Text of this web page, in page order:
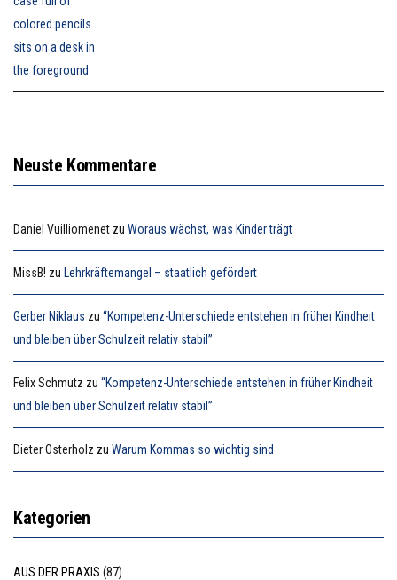
Neuste Kommentare
Daniel Vuilliomenet zu Woraus wächst, was Kinder trägt
MissB! zu Lehrkräftemangel – staatlich gefördert
Gerber Niklaus zu “Kompetenz-Unterschiede entstehen in früher Kindheit
und bleiben über Schulzeit relativ stabil”
Felix Schmutz zu “Kompetenz-Unterschiede entstehen in früher Kindheit
und bleiben über Schulzeit relativ stabil”
Dieter Osterholz zu Warum Kommas so wichtig sind
Kategorien
AUS DER PRAXIS (87)